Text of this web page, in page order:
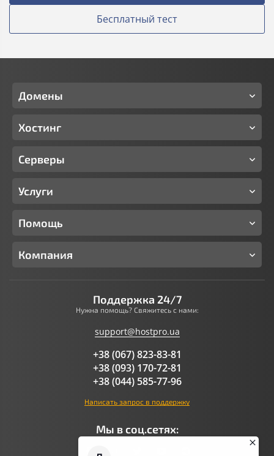
Бесплатный тест
Домены
Хостинг
Серверы
Услуги
Помощь
Компания
Поддержка 24/7
Нужна помощь? Свяжитесь с нами:
support@hostpro.ua
+38 (067) 823-83-81
+38 (093) 170-72-81
+38 (044) 585-77-96
Написать запрос в поддержку
Мы в соц.сетях: